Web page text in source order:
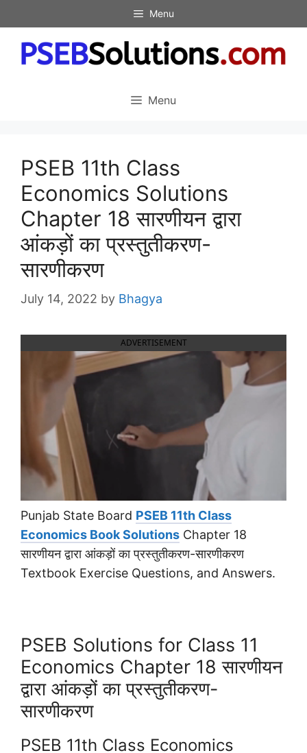
to
content
Menu
Menu
PSEB 11th Class
Economics Solutions
Chapter 18 सारणीयन द्वारा
आंकड़ों का प्रस्तुतीकरण-
सारणीकरण
July 14, 2022 by Bhagya
ADVERTISEMENT
Punjab State Board PSEB 11th Class
Economics Book Solutions Chapter 18
सारणीयन द्वारा आंकड़ों का प्रस्तुतीकरण-सारणीकरण
Textbook Exercise Questions, and Answers.
PSEB Solutions for Class 11
Economics Chapter 18 सारणीयन
द्वारा आंकड़ों का प्रस्तुतीकरण-
सारणीकरण
PSEB 11th Class Economics